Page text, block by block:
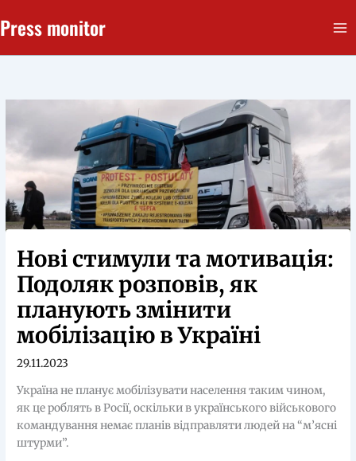
до
Press monitor
Нові стимули та мотивація:
Подоляк розповів, як
планують змінити
мобілізацію в Україні
29.11.2023
Україна не планує мобілізувати населення таким чином,
як це роблять в Росії, оскільки в українського військового
командування немає планів відправляти людей на “м’ясні
штурми”.